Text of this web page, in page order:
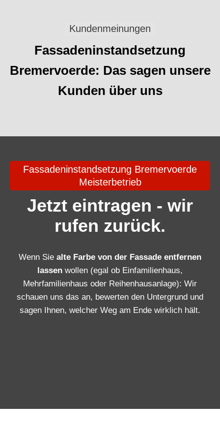
Kundenmeinungen
Fassadeninstandsetzung
Bremervoerde: Das sagen unsere
Kunden über uns
Fassadeninstandsetzung Bremervoerde
Meisterbetrieb
Jetzt eintragen - wir
rufen zurück.
Wenn Sie alte Farbe von der Fassade entfernen
lassen wollen (egal ob Einfamilienhaus,
Mehrfamilienhaus oder Reihenhausanlage): Wir
schauen uns das an, bewerten den Untergrund und
sagen Ihnen, welcher Weg am Ende wirklich hält.